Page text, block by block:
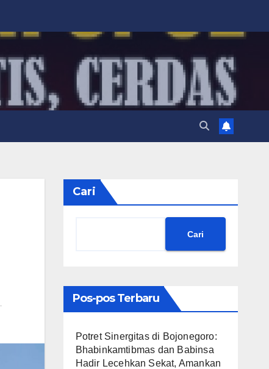
Cari
Cari
Pos-pos Terbaru
​Potret Sinergitas di Bojonegoro:
Bhabinkamtibmas dan Babinsa
Hadir Lecehkan Sekat, Amankan